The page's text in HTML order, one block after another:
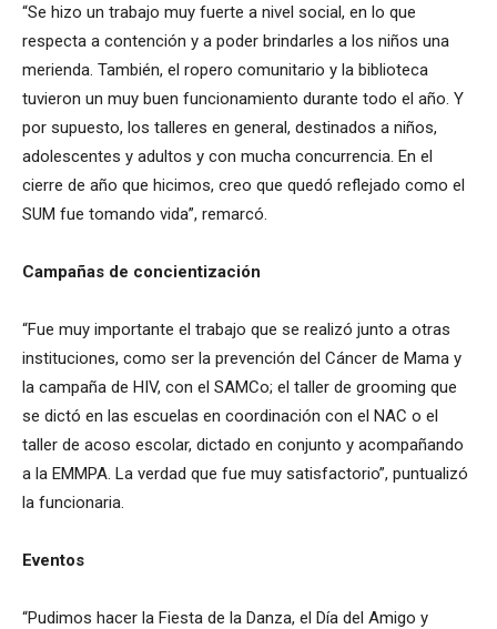
“Se hizo un trabajo muy fuerte a nivel social, en lo que
respecta a contención y a poder brindarles a los niños una
merienda. También, el ropero comunitario y la biblioteca
tuvieron un muy buen funcionamiento durante todo el año. Y
por supuesto, los talleres en general, destinados a niños,
adolescentes y adultos y con mucha concurrencia. En el
cierre de año que hicimos, creo que quedó reflejado como el
SUM fue tomando vida”, remarcó.
Campañas de concientización
“Fue muy importante el trabajo que se realizó junto a otras
instituciones, como ser la prevención del Cáncer de Mama y
la campaña de HIV, con el SAMCo; el taller de grooming que
se dictó en las escuelas en coordinación con el NAC o el
taller de acoso escolar, dictado en conjunto y acompañando
a la EMMPA. La verdad que fue muy satisfactorio”, puntualizó
la funcionaria.
Eventos
“Pudimos hacer la Fiesta de la Danza, el Día del Amigo y